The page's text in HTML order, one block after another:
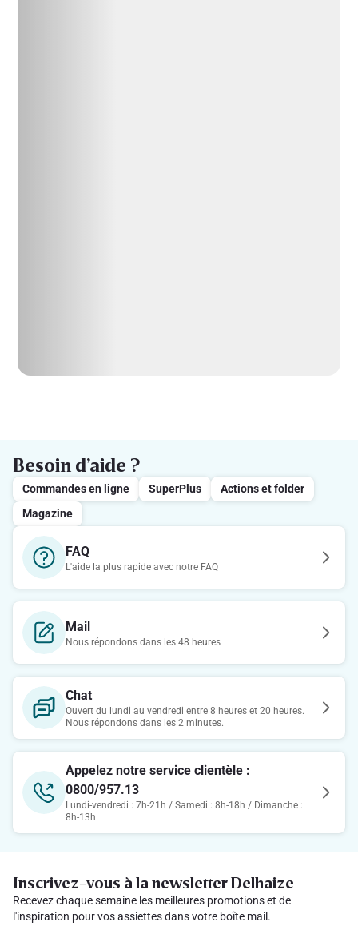
Besoin d’aide ?
Commandes en ligne SuperPlus
Actions et folder
Magazine
FAQ
L'aide la plus rapide avec notre FAQ
Mail
Nous répondons dans les 48 heures
Chat
Ouvert du lundi au vendredi entre 8 heures et 20 heures.
Nous répondons dans les 2 minutes.
Appelez notre service clientèle :
0800/957.13
Lundi-vendredi : 7h-21h / Samedi : 8h-18h / Dimanche :
8h-13h.
Inscrivez-vous à la newsletter Delhaize
Recevez chaque semaine les meilleures promotions et de
l'inspiration pour vos assiettes dans votre boîte mail.